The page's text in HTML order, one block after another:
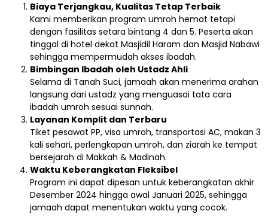
Biaya Terjangkau, Kualitas Tetap Terbaik
Kami memberikan program umroh hemat tetapi
dengan fasilitas setara bintang 4 dan 5. Peserta akan
tinggal di hotel dekat Masjidil Haram dan Masjid Nabawi
sehingga mempermudah akses ibadah.
Bimbingan Ibadah oleh Ustadz Ahli
Selama di Tanah Suci, jamaah akan menerima arahan
langsung dari ustadz yang menguasai tata cara
ibadah umroh sesuai sunnah.
Layanan Komplit dan Terbaru
Tiket pesawat PP, visa umroh, transportasi AC, makan 3
kali sehari, perlengkapan umroh, dan ziarah ke tempat
bersejarah di Makkah & Madinah.
Waktu Keberangkatan Fleksibel
Program ini dapat dipesan untuk keberangkatan akhir
Desember 2024 hingga awal Januari 2025, sehingga
jamaah dapat menentukan waktu yang cocok.